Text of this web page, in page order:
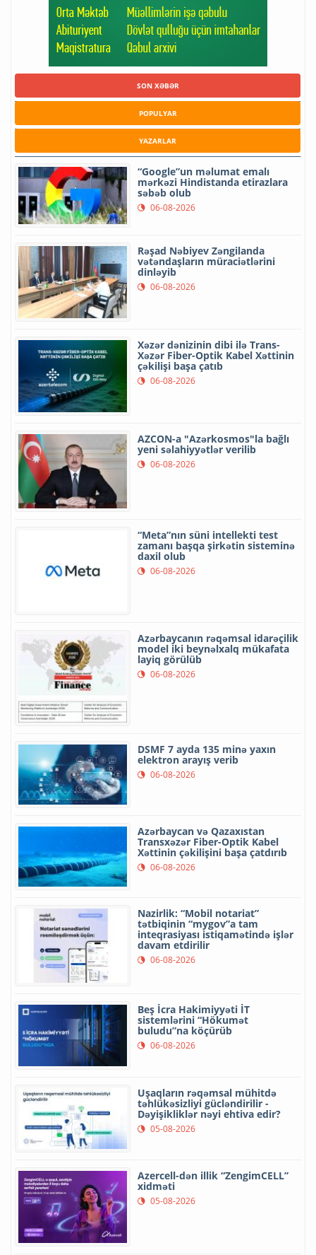
SON XƏBƏR
POPULYAR
YAZARLAR
“Google”un məlumat emalı
mərkəzi Hindistanda etirazlara
səbəb olub
06-08-2026
Rəşad Nəbiyev Zəngilanda
vətəndaşların müraciətlərini
dinləyib
06-08-2026
Xəzər dənizinin dibi ilə Trans-
Xəzər Fiber-Optik Kabel Xəttinin
çəkilişi başa çatıb
06-08-2026
AZCON-a "Azərkosmos"la bağlı
yeni səlahiyyətlər verilib
06-08-2026
“Meta”nın süni intellekti test
zamanı başqa şirkətin sisteminə
daxil olub
06-08-2026
Azərbaycanın rəqəmsal idarəçilik
model iki beynəlxalq mükafata
layiq görülüb
06-08-2026
DSMF 7 ayda 135 minə yaxın
elektron arayış verib
06-08-2026
Azərbaycan və Qazaxıstan
Transxəzər Fiber-Optik Kabel
Xəttinin çəkilişini başa çatdırıb
06-08-2026
Nazirlik: “Mobil notariat”
tətbiqinin “mygov”a tam
inteqrasiyası istiqamətində işlər
davam etdirilir
06-08-2026
Beş İcra Hakimiyyəti İT
sistemlərini “Hökumət
buludu”na köçürüb
06-08-2026
Uşaqların rəqəmsal mühitdə
təhlükəsizliyi gücləndirilir -
Dəyişikliklər nəyi ehtiva edir?
05-08-2026
Azercell-dən illik “ZengimCELL”
xidməti
05-08-2026